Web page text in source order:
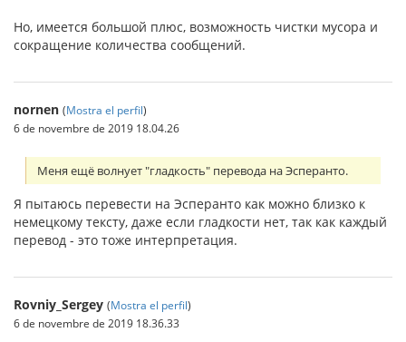
Но, имеется большой плюс, возможность чистки мусора и
сокращение количества сообщений.
nornen (Mostra el perfil)
6 de novembre de 2019 18.04.26
Меня ещё волнует "гладкость" перевода на Эсперанто.
Я пытаюсь перевести на Эсперанто как можно близко к
немецкому тексту, даже если гладкости нет, так как каждый
перевод - это тоже интерпретация.
Rovniy_Sergey (Mostra el perfil)
6 de novembre de 2019 18.36.33